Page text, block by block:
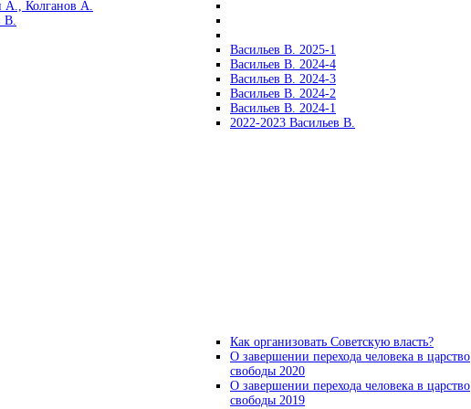
А., Колганов А.
В.
Васильев В. 2025-1
Васильев В. 2024-4
Васильев В. 2024-3
Васильев В. 2024-2
Васильев В. 2024-1
2022-2023 Васильев В.
Как организовать Советскую власть?
О завершении перехода человека в царство
свободы 2020
О завершении перехода человека в царство
свободы 2019